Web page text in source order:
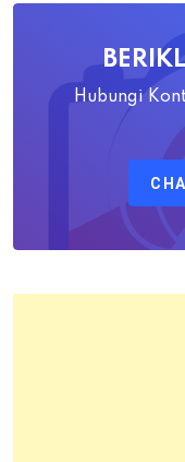
Pertanahan
Kota
Hubungi